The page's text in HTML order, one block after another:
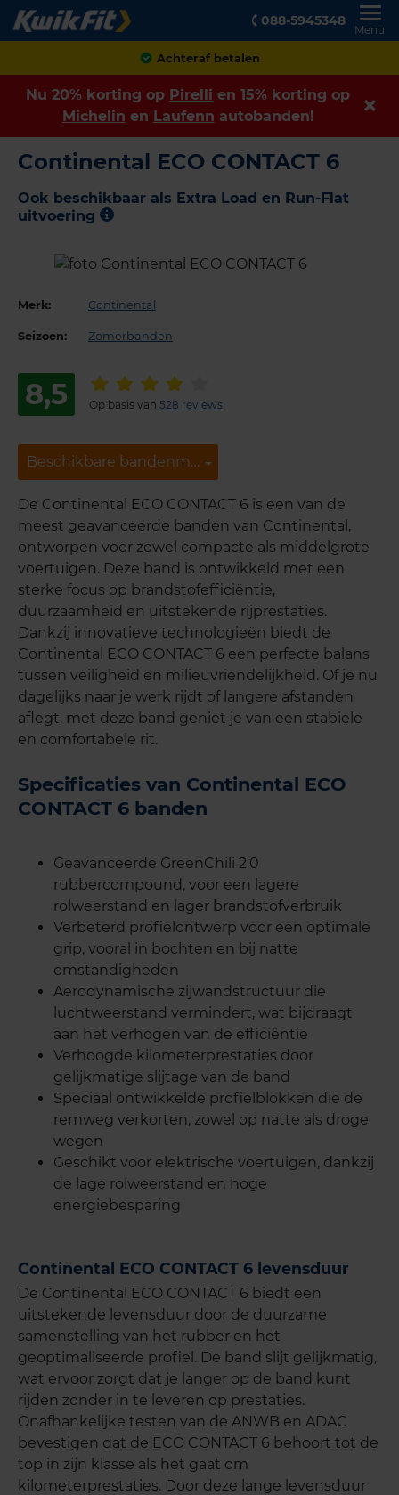
088-5945348
Menu
Klanten geven ons een
Nu 20% korting op Pirelli en 15% korting op
Michelin en Laufenn autobanden!
Continental ECO CONTACT 6
Ook beschikbaar als Extra Load en Run-Flat
uitvoering
Merk: Continental
Seizoen: Zomerbanden
8,5 Op basis van 528 reviews
Beschikbare bandenmaten
Beschikbare bandenmaten
De Continental ECO CONTACT 6 is een van de
meest geavanceerde banden van Continental,
ontworpen voor zowel compacte als middelgrote
voertuigen. Deze band is ontwikkeld met een
sterke focus op brandstofefficiëntie,
duurzaamheid en uitstekende rijprestaties.
Dankzij innovatieve technologieën biedt de
Continental ECO CONTACT 6 een perfecte balans
tussen veiligheid en milieuvriendelijkheid. Of je nu
dagelijks naar je werk rijdt of langere afstanden
aflegt, met deze band geniet je van een stabiele
en comfortabele rit.
Specificaties van Continental ECO
CONTACT 6 banden
Geavanceerde GreenChili 2.0
rubbercompound, voor een lagere
rolweerstand en lager brandstofverbruik
Verbeterd profielontwerp voor een optimale
grip, vooral in bochten en bij natte
omstandigheden
Aerodynamische zijwandstructuur die
luchtweerstand vermindert, wat bijdraagt
aan het verhogen van de efficiëntie
Verhoogde kilometerprestaties door
gelijkmatige slijtage van de band
Speciaal ontwikkelde profielblokken die de
remweg verkorten, zowel op natte als droge
wegen
Geschikt voor elektrische voertuigen, dankzij
de lage rolweerstand en hoge
energiebesparing
Continental ECO CONTACT 6 levensduur
De Continental ECO CONTACT 6 biedt een
uitstekende levensduur door de duurzame
samenstelling van het rubber en het
geoptimaliseerde profiel. De band slijt gelijkmatig,
wat ervoor zorgt dat je langer op de band kunt
rijden zonder in te leveren op prestaties.
Onafhankelijke testen van de ANWB en ADAC
bevestigen dat de ECO CONTACT 6 behoort tot de
top in zijn klasse als het gaat om
kilometerprestaties. Door deze lange levensduur